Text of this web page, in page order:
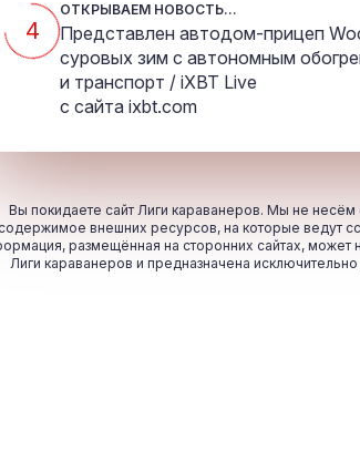
4
ОТКРЫВАЕМ НОВОСТЬ...
Представлен автодом-прицеп
суровых зим с автономным
и транспорт / iXBT Live
с сайта ixbt.com
Вы покидаете сайт Лиги караванеров. Мы не несём
внешних ресурсов, на которые ведут
размещённая на сторонних сайтах, может
Лиги караванеров и предназначена